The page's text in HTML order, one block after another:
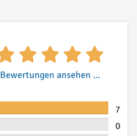
Bewertungen ansehen ...
7
0